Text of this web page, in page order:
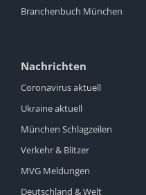
Branchenbuch München
Nachrichten
Coronavirus aktuell
Ukraine aktuell
München Schlagzeilen
Verkehr & Blitzer
MVG Meldungen
Deutschland & Welt